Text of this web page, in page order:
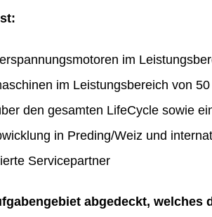
im
im Leistungsbereich von
den gesamten LifeCycle sowie
in Preding/Weiz und
Servicepartner
abgedeckt, welches